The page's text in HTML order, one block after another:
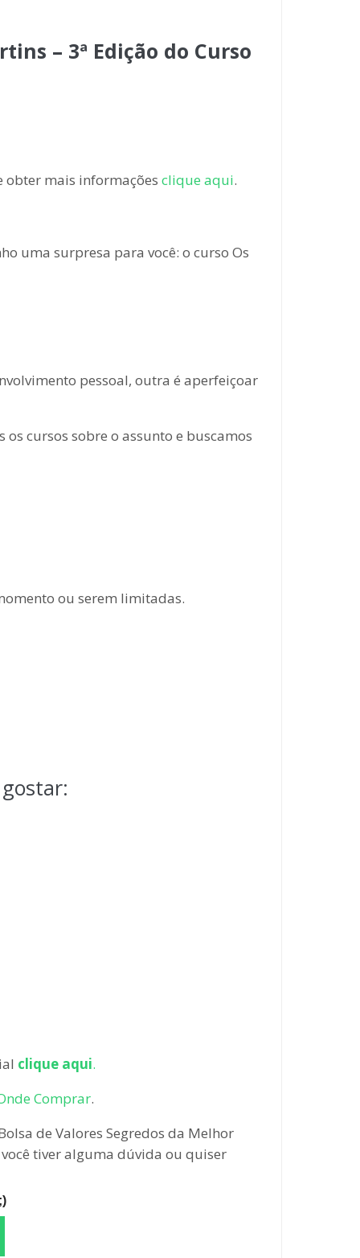
– 3ª Edição do Curso
obter mais informações clique aqui.
uma surpresa para você: o curso Os
pessoal, outra é aperfeiçoar
cursos sobre o assunto e buscamos
ou serem limitadas.
clique aqui.
Comprar.
de Valores Segredos da Melhor
você tiver alguma dúvida ou quiser